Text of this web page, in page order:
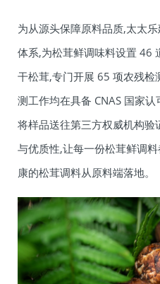
为从源头保障原料品质,太太
体系,为松茸鲜调味料设置 46
干松茸,专门开展 65 项农残
测工作均在具备 CNAS 国家
将样品送往第三方权威机构
与优质性,让每一份松茸鲜调
康的松茸调料从原料端落地。